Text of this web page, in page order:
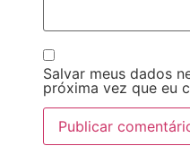
Salvar meus dados
próxima vez que eu